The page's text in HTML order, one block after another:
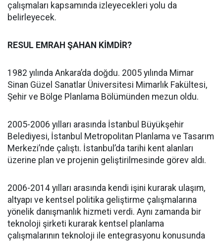
çalışmaları kapsamında izleyecekleri yolu da
belirleyecek.
RESUL EMRAH ŞAHAN KİMDİR?
1982 yılında Ankara’da doğdu. 2005 yılında Mimar
Sinan Güzel Sanatlar Üniversitesi Mimarlık Fakültesi,
Şehir ve Bölge Planlama Bölümünden mezun oldu.
2005-2006 yılları arasında İstanbul Büyükşehir
Belediyesi, İstanbul Metropolitan Planlama ve Tasarım
Merkezi’nde çalıştı. İstanbul’da tarihi kent alanları
üzerine plan ve projenin geliştirilmesinde görev aldı.
2006-2014 yılları arasında kendi işini kurarak ulaşım,
altyapı ve kentsel politika geliştirme çalışmalarına
yönelik danışmanlık hizmeti verdi. Aynı zamanda bir
teknoloji şirketi kurarak kentsel planlama
çalışmalarının teknoloji ile entegrasyonu konusunda